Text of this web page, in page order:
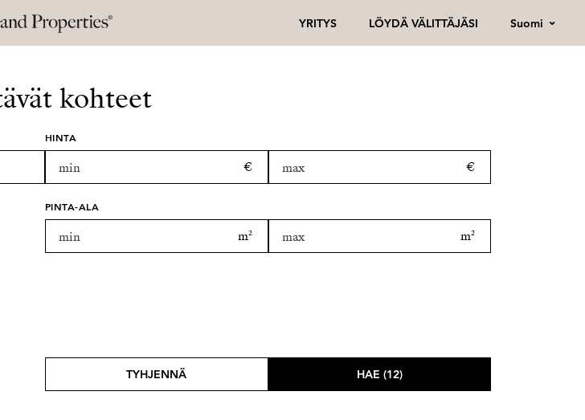
YRITYS LÖYDÄ VÄLITTÄJÄSI Suomi
kohteet
HINTA
PINTA-ALA
TYHJENNÄ HAE (12)